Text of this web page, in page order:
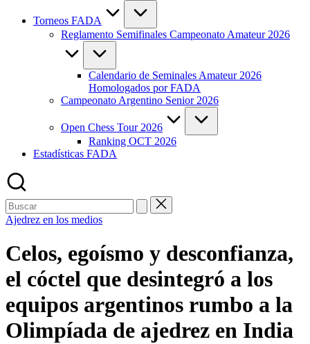
Torneos FADA
Reglamento Semifinales Campeonato Amateur 2026
Calendario de Seminales Amateur 2026
Homologados por FADA
Campeonato Argentino Senior 2026
Open Chess Tour 2026
Ranking OCT 2026
Estadísticas FADA
Buscar:
Publicada
Ajedrez en los medios
Celos, egoísmo y desconfianza,
el cóctel que desintegró a los
equipos argentinos rumbo a la
Olimpíada de ajedrez en India